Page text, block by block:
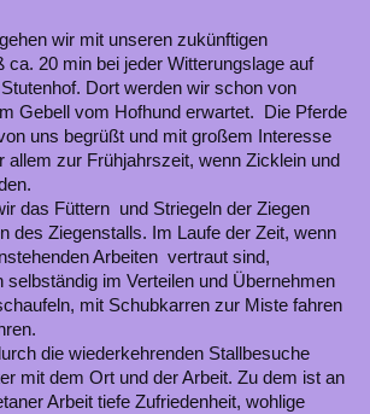
wir mit unseren zukünftigen
ca. 20 min bei jeder Witterungslage auf
Dort werden wir schon von
Gebell vom Hofhund erwartet. Die Pferde
uns begrüßt und mit großem Interesse
allem zur Frühjahrszeit, wenn Zicklein und
das Füttern und Striegeln der Ziegen
des Ziegenstalls. Im Laufe der Zeit, wenn
Arbeiten vertraut sind,
selbständig im Verteilen und Übernehmen
mit Schubkarren zur Miste fahren
die wiederkehrenden Stallbesuche
mit dem Ort und der Arbeit. Zu dem ist an
Arbeit tiefe Zufriedenheit, wohlige